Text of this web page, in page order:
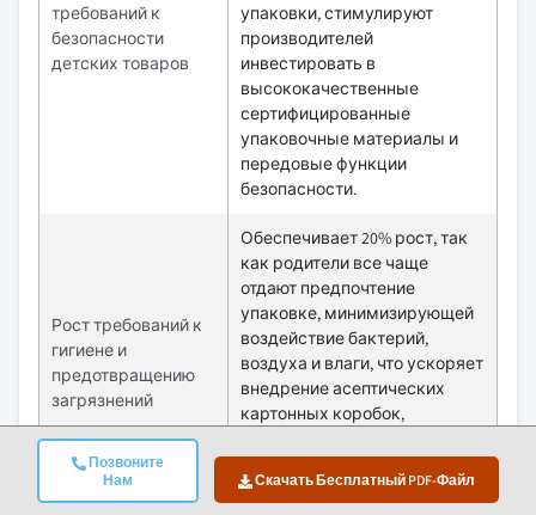
Позвоните
Нам
Скачать Бесплатный PDF-Файл
требований к
безопасности
детских товаров
упаковки, стимулируют
производителей
инвестировать в
высококачественные
сертифицированные
упаковочные материалы и
передовые функции
безопасности.
Рост требований к
гигиене и
предотвращению
загрязнений
Обеспечивает 20% рост, так
как родители все чаще
отдают предпочтение
упаковке, минимизирующей
воздействие бактерий,
воздуха и влаги, что ускоряет
внедрение асептических
картонных коробок,
защитных многослойных
материалов.